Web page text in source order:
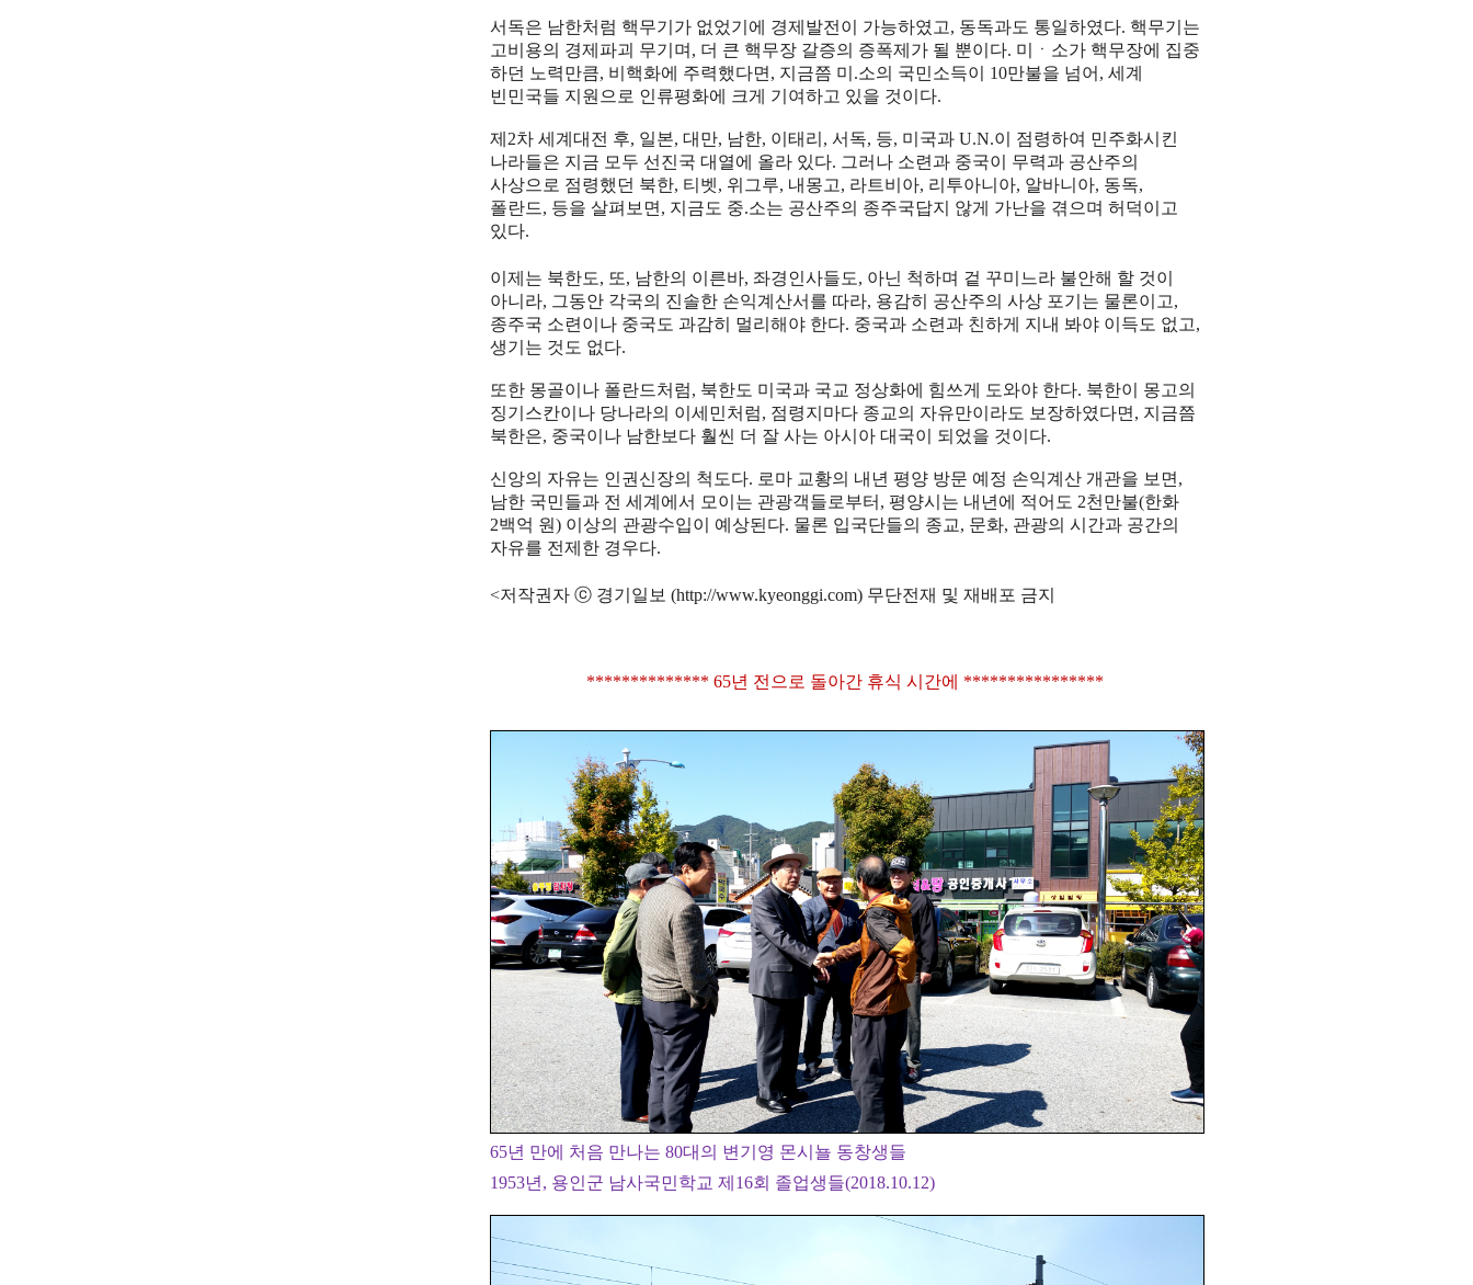
서독은 남한처럼 핵무기가 없었기에 경제발전이 가능하였고, 동독과도 통일하였다. 핵무기는
고비용의 경제파괴 무기며, 더 큰 핵무장 갈증의 증폭제가 될 뿐이다. 미ㆍ소가 핵무장에 집중
하던 노력만큼, 비핵화에 주력했다면, 지금쯤 미.소의 국민소득이 10만불을 넘어, 세계
빈민국들 지원으로 인류평화에 크게 기여하고 있을 것이다.
제2차 세계대전 후, 일본, 대만, 남한, 이태리, 서독, 등, 미국과 U.N.이 점령하여 민주화시킨
나라들은 지금 모두 선진국 대열에 올라 있다. 그러나 소련과 중국이 무력과 공산주의
사상으로 점령했던 북한, 티벳, 위그루, 내몽고, 라트비아, 리투아니아, 알바니아, 동독,
폴란드, 등을 살펴보면, 지금도 중.소는 공산주의 종주국답지 않게 가난을 겪으며 허덕이고
있다.
이제는 북한도, 또, 남한의 이른바, 좌경인사들도, 아닌 척하며 겉 꾸미느라 불안해 할 것이
아니라, 그동안 각국의 진솔한 손익계산서를 따라, 용감히 공산주의 사상 포기는 물론이고,
종주국 소련이나 중국도 과감히 멀리해야 한다. 중국과 소련과 친하게 지내 봐야 이득도 없고,
생기는 것도 없다.
또한 몽골이나 폴란드처럼, 북한도 미국과 국교 정상화에 힘쓰게 도와야 한다. 북한이 몽고의
징기스칸이나 당나라의 이세민처럼, 점령지마다 종교의 자유만이라도 보장하였다면, 지금쯤
북한은, 중국이나 남한보다 훨씬 더 잘 사는 아시아 대국이 되었을 것이다.
신앙의 자유는 인권신장의 척도다. 로마 교황의 내년 평양 방문 예정 손익계산 개관을 보면,
남한 국민들과 전 세계에서 모이는 관광객들로부터, 평양시는 내년에 적어도 2천만불(한화
2백억 원) 이상의 관광수입이 예상된다. 물론 입국단들의 종교, 문화, 관광의 시간과 공간의
자유를 전제한 경우다.
<저작권자 ⓒ 경기일보 (http://www.kyeonggi.com) 무단전재 및 재배포 금지
************** 65년 전으로 돌아간 휴식 시간에 ****************
65년 만에 처음 만나는 80대의 변기영 몬시뇰 동창생들
1953년, 용인군 남사국민학교 제16회 졸업생들(2018.10.12)